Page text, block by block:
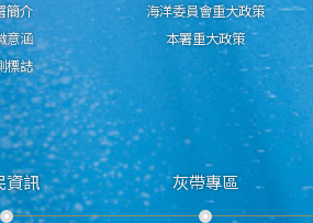
簡介
意涵
標誌
海洋委員會重大政策
本署重大政策
資訊 灰帶專區